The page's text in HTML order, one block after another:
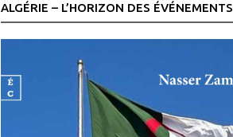
ALGÉRIE – L’HORIZON DES ÉVÉNEMENTS